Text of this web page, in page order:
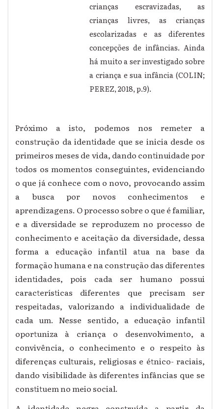
crianças escravizadas, as
crianças livres, as crianças
escolarizadas e as diferentes
concepções de infâncias. Ainda
há muito a ser investigado sobre
a criança e sua infância (COLIN;
PEREZ, 2018, p.9).
Próximo a isto, podemos nos remeter a
construção da identidade que se inicia desde os
primeiros meses de vida, dando continuidade por
todos os momentos conseguintes, evidenciando
o que já conhece com o novo, provocando assim
a busca por novos conhecimentos e
aprendizagens. O processo sobre o que é familiar,
e a diversidade se reproduzem no processo de
conhecimento e aceitação da diversidade, dessa
forma a educação infantil atua na base da
formação humana e na construção das diferentes
identidades, pois cada ser humano possui
características diferentes que precisam ser
respeitadas, valorizando a individualidade de
cada um. Nesse sentido, a educação infantil
oportuniza à criança o desenvolvimento, a
convivência, o conhecimento e o respeito às
diferenças culturais, religiosas e étnico- raciais,
dando visibilidade às diferentes infâncias que se
constituem no meio social.